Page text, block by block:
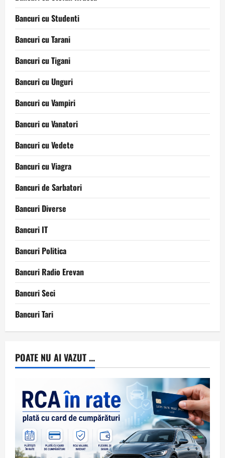
Bancuri cu Studenti
Bancuri cu Tarani
Bancuri cu Tigani
Bancuri cu Unguri
Bancuri cu Vampiri
Bancuri cu Vanatori
Bancuri cu Vedete
Bancuri cu Viagra
Bancuri de Sarbatori
Bancuri Diverse
Bancuri IT
Bancuri Politica
Bancuri Radio Erevan
Bancuri Seci
Bancuri Tari
POATE NU AI VAZUT ...